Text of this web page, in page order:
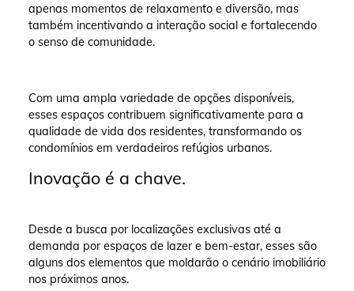
apenas momentos de relaxamento e diversão, mas
também incentivando a interação social e fortalecendo
o senso de comunidade.
Com uma ampla variedade de opções disponíveis,
esses espaços contribuem significativamente para a
qualidade de vida dos residentes, transformando os
condomínios em verdadeiros refúgios urbanos.
Inovação é a chave.
Desde a busca por localizações exclusivas até a
demanda por espaços de lazer e bem-estar, esses são
alguns dos elementos que moldarão o cenário imobiliário
nos próximos anos.